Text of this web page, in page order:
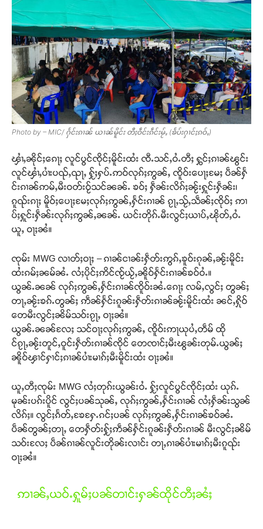
Photo by – MIC/ ႁႅင်းၵၢၼ် ယၢၼ်မိူင်း တီႈဝဵင်းၵဵင်းမႂ်ႇ (ၶႅပ်းႁၢင်ႈၵဝ်ႇ)
ၾၢႆႇၼိုင်ႈၵေႃႈ လူင်ပွင်ၸိုင်ႈမိူင်းထႆး ၸီႉသင်ႇဝႆႉတီႈ ႁွင်ႈၵၢၼ်ၽွင်း
လူင်ၾၢႆႇပၢႆးပၺ်ႇၺႃႇ ႁႂ်ႈႁပ်ႉဢဝ်လုၵ်ႈဢွၼ်ႇ ၸိူဝ်းပေႃႈမႄႈ ပဵၼ်ႁႅ
င်းၵၢၼ်ဢမ်ႇမီးဝတ်းဝႂ်သင်ၼၼ်ႉ ၶဝ်ႈ ႁဵၼ်းလိၵ်ႈၼႂ်းႁူင်းႁဵၼ်း၊
ၵူၺ်းၵႃႈ မိူဝ်ႈပေႃႈမႄႈလုၵ်ႈဢွၼ်ႇႁႅင်းၵၢၼ် ၵႂႃႇသႂ်ႇသဵၼ်ႈၸိုဝ်ႈ ဢၢ
ပ်ႈႁူင်းႁဵၼ်းလုၵ်ႈဢွၼ်ႇၼၼ်ႉ ယင်းတိုၵ်ႉမီးလွင်ႈယၢပ်ႇၽိုတ်ႇဝႆႉ
ယူႇ ဝႃႈၼႆ။
ၸုမ်း MWG လၢတ်ႈဝႃႈ – ၵၢၼ်ငၢၼ်းႁဵတ်းဢွၵ်ႇၶူဝ်းၵုၼ်ႇၼႂ်းမိူင်း
ထႆးၵမ်ႈၼမ်ၼႆႉ လႆႈပိုင်ႈဢိင်ၸႂ်ယႂ်ႇၼိူဝ်ႁႅင်းၵၢၼ်ၶဝ်ဝႆႉ။
ယွၼ်ႉၼၼ် လုၵ်ႈဢွၼ်ႇႁႅင်းၵၢၼ်ၸိူဝ်းၼႆႉၵေႃႈ လမ်ႇလွင်ႈ တွၼ်ႈ
တႃႇၼႂ်းၶၵ်ႉတွၼ်ႈ ဢဵၼ်ႁႅင်းၵူၼ်းႁဵတ်းၵၢၼ်ၼႂ်းမိူင်းထႆး ၼင်ႇႁိုဝ်
တေမီးလွင်ႈၼိမ်သဝ်းၵႂႃႇ ဝႃႈၼႆ။
ယွၼ်ႉၼၼ်လႄႈ သင်ဝႃႈလုၵ်ႈဢွၼ်ႇ ၸိူဝ်းဢႃယုပႆႇတဵမ် ထို
င်ၵႂႃႇၼႂ်းတူင်ႇဝူင်းႁဵတ်းၵၢၼ်ၸိုင် တေၸၢင်ႈမီးၽွၼ်းတုမ်ႉယွၼ်ႈ
ၼိူဝ်ၾၢင်ႁၢင်ႈၵၢၼ်ပၢႆးမၢၵ်ႈမီးမိူင်းထႆး ဝႃႈၼႆ။
ယူႇတီႈၸုမ်း MWG လႆႈတုၵ်းယွၼ်းဝႆႉ ႁႂ်ႈလူင်ပွင်ၸိုင်ႈထႆး ယုၵ်ႉ
မုၼ်းပၵ်းပိူင် လွင်ႈပၼ်သုၼ်ႇ လုၵ်ႈဢွၼ်ႇႁႅင်းၵၢၼ် လႆႈႁဵၼ်းသွၼ်
လိၵ်ႈ။ လွင်ႈၵႅတ်ႇၶႄႁႄႉၵင်ႈပၼ် လုၵ်ႈဢွၼ်ႇႁႅင်းၵၢၼ်ၶဝ်ၼႆႉ
ပဵၼ်တွၼ်ႈတႃႇ တေႁဵတ်းႁႂ်ႈဢဵၼ်ႁႅင်းၵူၼ်းႁဵတ်းၵၢၼ် မီးလွင်ႈၼိမ်
သဝ်းလႄႈ ပဵၼ်ၵၢၼ်လူင်းတိုၼ်းလၢင်း တႃႇၵၢၼ်ပၢႆးမၢၵ်ႈမီးၵူၺ်း
ဝႃႈၼႆ။
ဢၢၼ်ႇယဝ်ႉႁူမ်ႈပၼ်တၢင်းႁၼ်ထိုင်တီႈၼႆႈ